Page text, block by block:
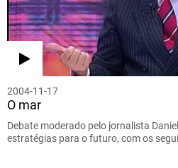
2004-11-17
O mar
Debate moderado pelo jornalista
estratégias para o futuro, com os